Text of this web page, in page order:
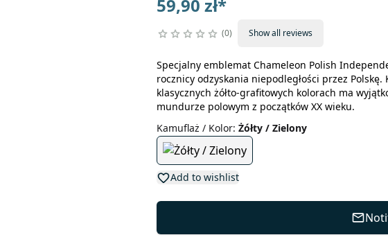
59,90 zł*
0 Show all reviews
Specjalny emblemat Chameleon Polish
rocznicy odzyskania niepodległości przez
klasycznych żółto-grafitowych kolorach ma
mundurze polowym z początków XX wieku.
Kamuflaż / Kolor: Żółty / Zielony
Add to wishlist